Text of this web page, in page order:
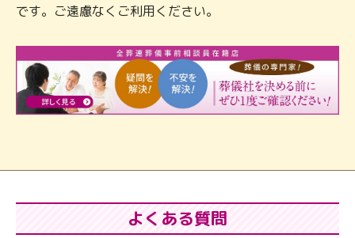
です。ご遠慮なくご利用ください。
よくある質問